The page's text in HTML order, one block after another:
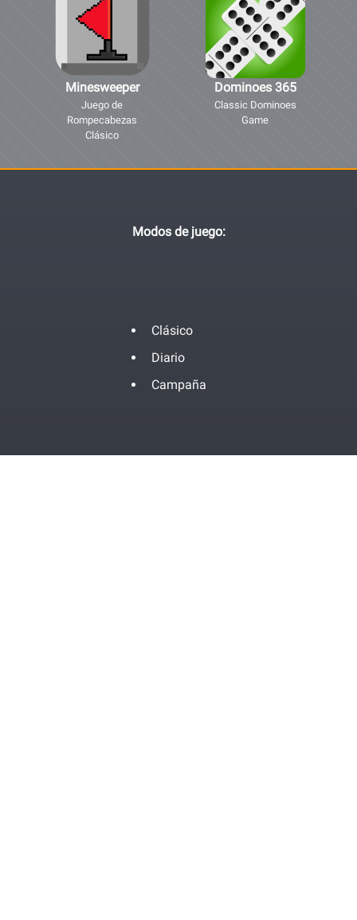
Minesweeper
Juego de
Rompecabezas
Clásico
Dominoes 365
Classic Dominoes
Game
Modos de juego:
Clásico
Diario
Campaña